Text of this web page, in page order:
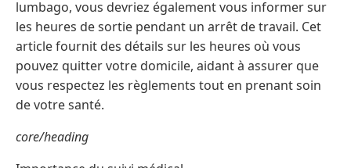
lumbago, vous devriez également vous informer sur
les heures de sortie pendant un arrêt de travail. Cet
article fournit des détails sur les heures où vous
pouvez quitter votre domicile, aidant à assurer que
vous respectez les règlements tout en prenant soin
de votre santé.
core/heading